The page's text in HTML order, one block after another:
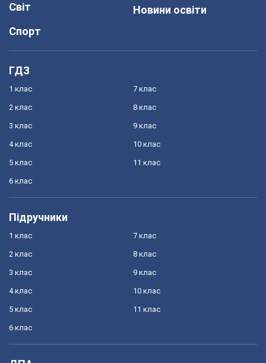
Світ
Спорт
Новини освіти
ГДЗ
1 клас
2 клас
3 клас
4 клас
5 клас
6 клас
7 клас
8 клас
9 клас
10 клас
11 клас
Підручники
1 клас
2 клас
3 клас
4 клас
5 клас
6 клас
7 клас
8 клас
9 клас
10 клас
11 клас